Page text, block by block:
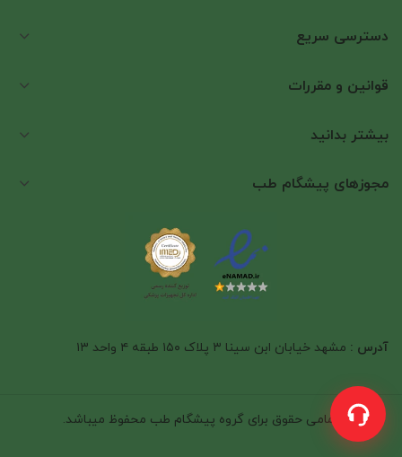
دسترسی سریع
قوانین و مقررات
بیشتر بدانید
مجوزهای پیشگام طب
آدرس : مشهد خیابان ابن سینا ۳ پلاک ۱۵۰ طبقه ۴ واحد ۱۳
تمامی حقوق برای گروه پیشگام طب محفوظ میباشد.